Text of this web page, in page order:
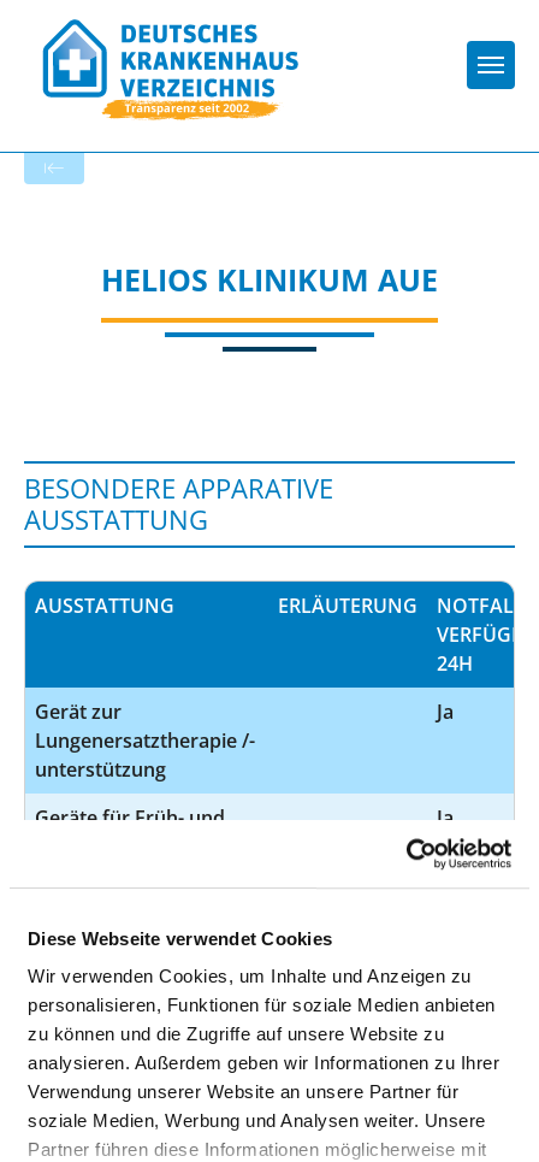
Diese Webseite verwendet Cookies
Wir verwenden Cookies, um Inhalte und Anzeigen zu
personalisieren, Funktionen für soziale Medien anbieten
zu können und die Zugriffe auf unsere Website zu
analysieren. Außerdem geben wir Informationen zu Ihrer
Verwendung unserer Website an unsere Partner für
soziale Medien, Werbung und Analysen weiter. Unsere
Partner führen diese Informationen möglicherweise mit
HELIOS KLINIKUM AUE
BESONDERE APPARATIVE
AUSSTATTUNG
AUSSTATTUNG ERLÄUTERUNG
NOTFALL­
24H
Gerät zur
Lungenersatztherapie /-
unterstützung
Ja
Geräte für Früh- und
Ja
mittels starker
Magnetfelder und
elektro-magnetischer
Wechselfelder
Gerät zur Blutreinigung
bei Nierenversagen
(Dialyse)
Ja